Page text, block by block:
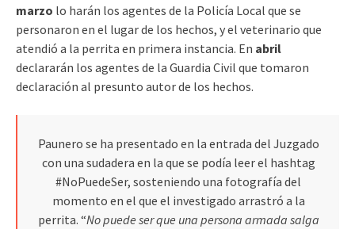
marzo lo harán los agentes de la Policía Local que se
personaron en el lugar de los hechos, y el veterinario que
atendió a la perrita en primera instancia. En abril
declararán los agentes de la Guardia Civil que tomaron
declaración al presunto autor de los hechos.
Paunero se ha presentado en la entrada del Juzgado
con una sudadera en la que se podía leer el hashtag
#NoPuedeSer, sosteniendo una fotografía del
momento en el que el investigado arrastró a la
perrita. “No puede ser que una persona armada salga